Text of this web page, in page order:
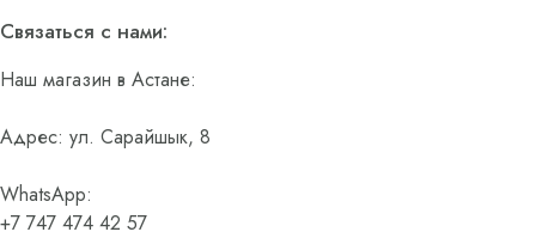
Связаться с нами:
Наш магазин в Астане:
Адрес: ул. Сарайшык, 8
WhatsApp:
+7 747 474 42 57